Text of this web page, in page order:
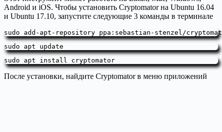
Android и iOS. Чтобы установить Cryptomator на Ubuntu 16.04
и Ubuntu 17.10, запустите следующие 3 команды в терминале
sudo add-apt-repository ppa:sebastian-stenzel/
sudo apt update
sudo apt install cryptomator
После установки, найдите Cryptomator в меню приложений